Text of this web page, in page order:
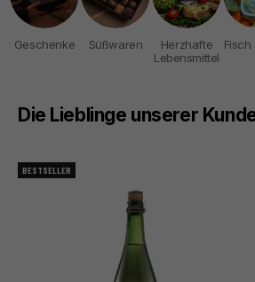
Geschenke Süßwaren
Herzhafte
Lebensmittel
Fisch
Die Lieblinge unserer
BESTSELLER